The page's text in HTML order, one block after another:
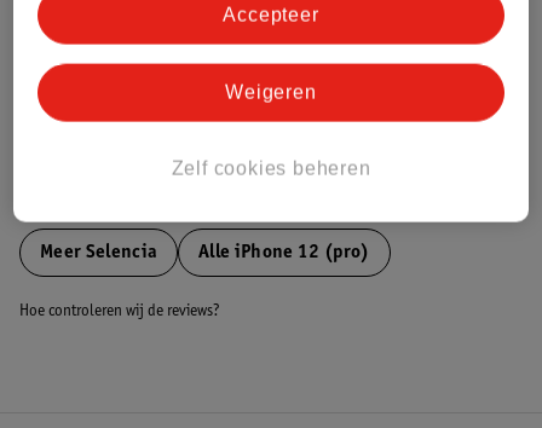
Meer informatie
Bestel & Bezorginformatie
Meer Selencia Alle iPhone 12 (pro)
Hoe controleren wij de reviews?
Zelf cookies beheren
Weigeren
Accepteer